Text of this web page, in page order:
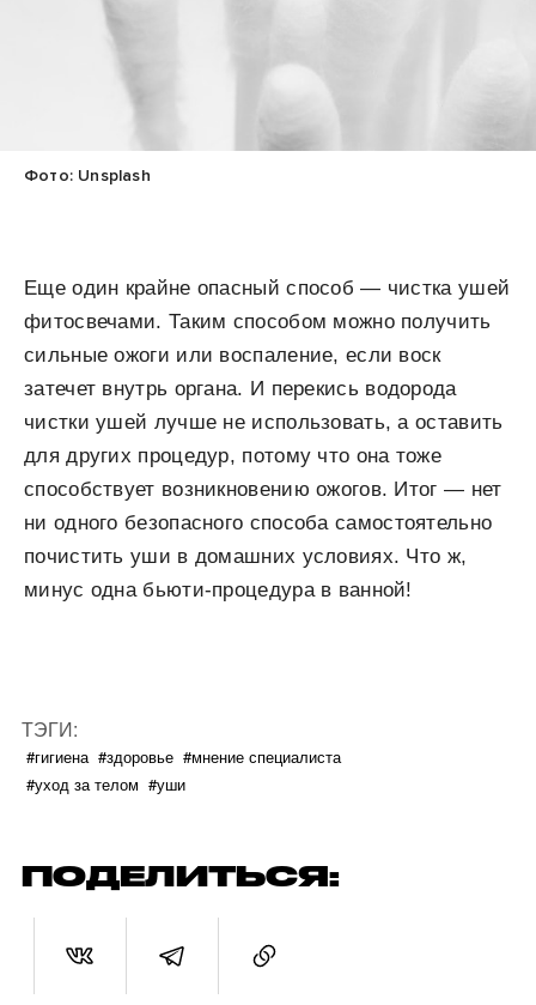
Фото: Unsplash
Еще один крайне опасный способ — чистка ушей
фитосвечами. Таким способом можно получить
сильные ожоги или воспаление, если воск
затечет внутрь органа. И перекись водорода
чистки ушей лучше не использовать, а оставить
для других процедур, потому что она тоже
способствует возникновению ожогов. Итог — нет
ни одного безопасного способа самостоятельно
почистить уши в домашних условиях. Что ж,
минус одна бьюти-процедура в ванной!
ТЭГИ:
#гигиена #здоровье #мнение специалиста
#уход за телом #уши
ПОДЕЛИТЬСЯ: